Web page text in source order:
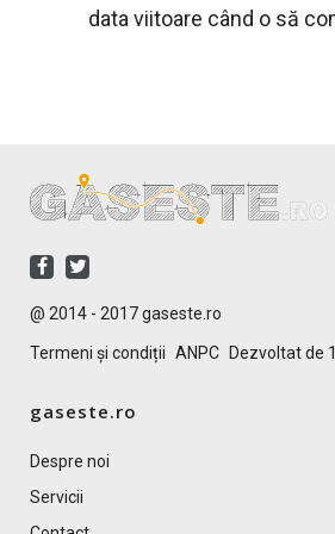
data viitoare când o să
@ 2014 - 2017 gaseste.ro
Termeni și condiții ANPC Dezvoltat de
gaseste.ro
Despre noi
Servicii